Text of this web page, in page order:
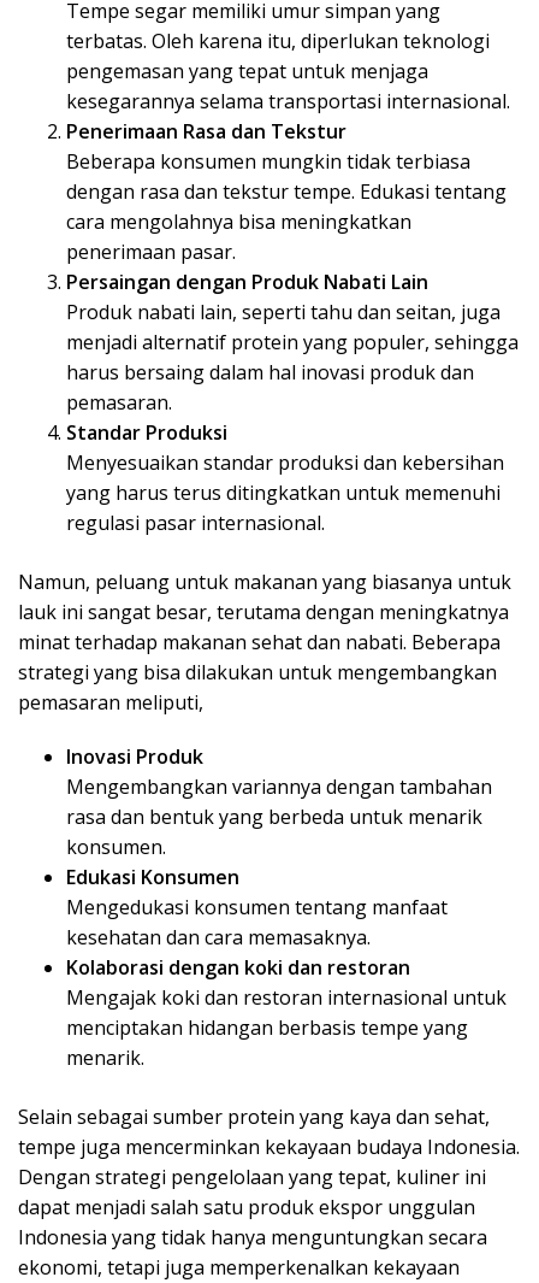
Tempe segar memiliki umur simpan yang
terbatas. Oleh karena itu, diperlukan teknologi
pengemasan yang tepat untuk menjaga
kesegarannya selama transportasi internasional.
Penerimaan Rasa dan Tekstur
Beberapa konsumen mungkin tidak terbiasa
dengan rasa dan tekstur tempe. Edukasi tentang
cara mengolahnya bisa meningkatkan
penerimaan pasar.
Persaingan dengan Produk Nabati Lain
Produk nabati lain, seperti tahu dan seitan, juga
menjadi alternatif protein yang populer, sehingga
harus bersaing dalam hal inovasi produk dan
pemasaran.
Standar Produksi
Menyesuaikan standar produksi dan kebersihan
yang harus terus ditingkatkan untuk memenuhi
regulasi pasar internasional.
Namun, peluang untuk makanan yang biasanya untuk
lauk ini sangat besar, terutama dengan meningkatnya
minat terhadap makanan sehat dan nabati. Beberapa
strategi yang bisa dilakukan untuk mengembangkan
pemasaran meliputi,
Inovasi Produk
Mengembangkan variannya dengan tambahan
rasa dan bentuk yang berbeda untuk menarik
konsumen.
Edukasi Konsumen
Mengedukasi konsumen tentang manfaat
kesehatan dan cara memasaknya.
Kolaborasi dengan koki dan restoran
Mengajak koki dan restoran internasional untuk
menciptakan hidangan berbasis tempe yang
menarik.
Selain sebagai sumber protein yang kaya dan sehat,
tempe juga mencerminkan kekayaan budaya Indonesia.
Dengan strategi pengelolaan yang tepat, kuliner ini
dapat menjadi salah satu produk ekspor unggulan
Indonesia yang tidak hanya menguntungkan secara
ekonomi, tetapi juga memperkenalkan kekayaan